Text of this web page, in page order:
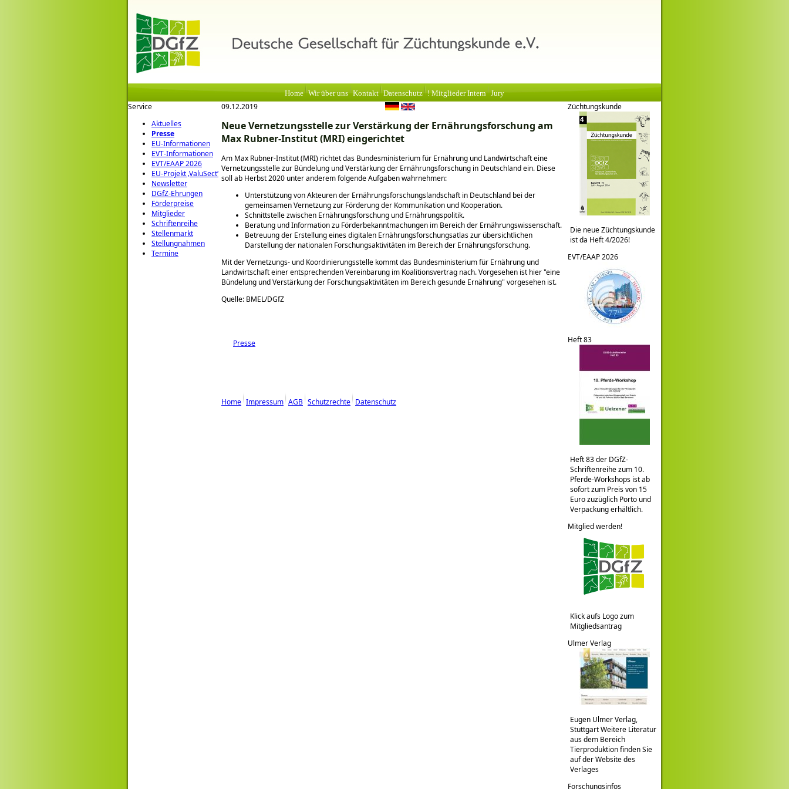
Home Wir über uns Kontakt Datenschutz ! Mitglieder Intern Jury
Service
Aktuelles
Presse
EU-Informationen
EVT-Informationen
EVT/EAAP 2026
EU-Projekt ‚ValuSect‘
Newsletter
DGfZ-Ehrungen
Förderpreise
Mitglieder
Schriftenreihe
Stellenmarkt
Stellungnahmen
Termine
09.12.2019
Neue Vernetzungsstelle zur Verstärkung der Ernährungsforschung am
Max Rubner-Institut (MRI) eingerichtet
Am Max Rubner-Institut (MRI) richtet das Bundesministerium für Ernährung und Landwirtschaft eine
Vernetzungsstelle zur Bündelung und Verstärkung der Ernährungsforschung in Deutschland ein. Diese
soll ab Herbst 2020 unter anderem folgende Aufgaben wahrnehmen:
Unterstützung von Akteuren der Ernährungsforschungslandschaft in Deutschland bei der
gemeinsamen Vernetzung zur Förderung der Kommunikation und Kooperation.
Schnittstelle zwischen Ernährungsforschung und Ernährungspolitik.
Beratung und Information zu Förderbekanntmachungen im Bereich der Ernährungswissenschaft.
Betreuung der Erstellung eines digitalen Ernährungsforschungsatlas zur übersichtlichen
Darstellung der nationalen Forschungsaktivitäten im Bereich der Ernährungsforschung.
Mit der Vernetzungs- und Koordinierungsstelle kommt das Bundesministerium für Ernährung und
Landwirtschaft einer entsprechenden Vereinbarung im Koalitionsvertrag nach. Vorgesehen ist hier eine
Bündelung und Verstärkung der Forschungsaktivitäten im Bereich gesunde Ernährung vorgesehen ist.
Quelle: BMEL/DGfZ
Presse
Home Impressum AGB Schutzrechte Datenschutz
Züchtungskunde
Die neue Züchtungskunde
ist da Heft 4/2026!
EVT/EAAP 2026
Heft 83
Heft 83 der DGfZ-
Schriftenreihe zum 10.
Pferde-Workshops ist ab
sofort zum Preis von 15
Euro zuzüglich Porto und
Verpackung erhältlich.
Mitglied werden!
Klick aufs Logo zum
Mitgliedsantrag
Ulmer Verlag
Eugen Ulmer Verlag,
Stuttgart Weitere Literatur
aus dem Bereich
Tierproduktion finden Sie
auf der Website des
Verlages
Forschungsinfos